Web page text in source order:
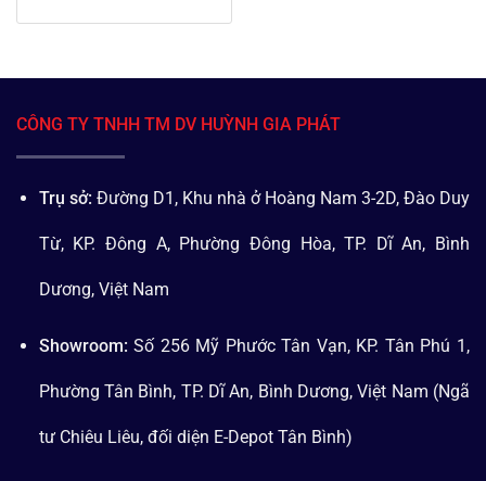
CÔNG TY TNHH TM DV HUỲNH GIA PHÁT
Trụ sở: Đường D1, Khu nhà ở Hoàng Nam 3-2D, Đào Duy
Từ, KP. Đông A, Phường Đông Hòa, TP. Dĩ An, Bình
Dương, Việt Nam
Showroom: Số 256 Mỹ Phước Tân Vạn, KP. Tân Phú 1,
Phường Tân Bình, TP. Dĩ An, Bình Dương, Việt Nam (Ngã
tư Chiêu Liêu, đối diện E-Depot Tân Bình)